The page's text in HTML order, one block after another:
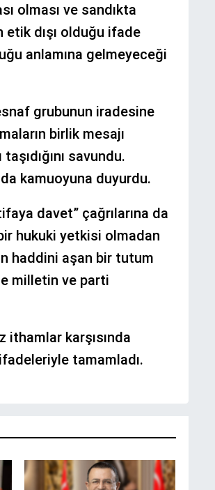
olması ve sandıkta
etik dışı olduğu ifade
anlamına gelmeyeceği
grubunun iradesine
birlik mesajı
savundu.
kamuoyuna duyurdu.
davet” çağrılarına da
hukuki yetkisi olmadan
haddini aşan bir tutum
milletin ve parti
ithamlar karşısında
tamamladı.